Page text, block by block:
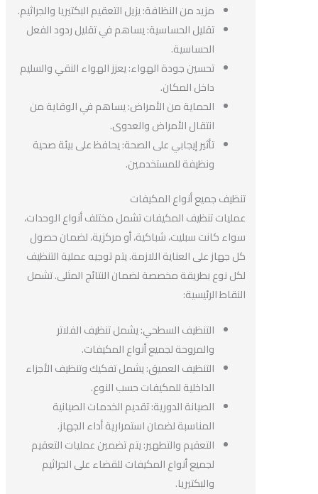
مزيد من النظافة: يزيل التعقيم البكتيريا والجراثيم.
تقليل الحساسية: يساهم في تقليل ردود الفعل
الحساسية.
تحسين جودة الهواء: يعزز الهواء النقي والسليم
داخل المكان.
الحماية من الأمراض: يساهم في الوقاية من
انتقال الأمراض والعدوى.
تأثير إيجابي على الصحة: يحافظ على بيئة صحية
ونظيفة للمستخدمين.
تنظيف جميع أنواع المكيفات
عمليات تنظيف المكيفات تشمل مختلف أنواع الوحدات،
سواء كانت سبليت، شباكية، أو مركزية، لضمان حصول
كل جهاز على العناية اللازمة. يتم توجيه عملية التنظيف
لكل نوع بطريقة مخصصة لضمان النتائج المثلى. تشمل
النقاط الرئيسية:
التنظيف السطحي: يشمل تنظيف الفلاتر
والمروحة لجميع أنواع المكيفات.
التنظيف العميق: يشمل تفكيك وتنظيف الأجزاء
الداخلية للمكيفات حسب النوع.
الصيانة الدورية: تقديم الخدمات الصيانية
المناسبة لضمان استمرارية أداء الجهاز.
التعقيم والتطهير: يتم تضمين عمليات التعقيم
لجميع أنواع المكيفات للقضاء على الجراثيم
والبكتيريا.